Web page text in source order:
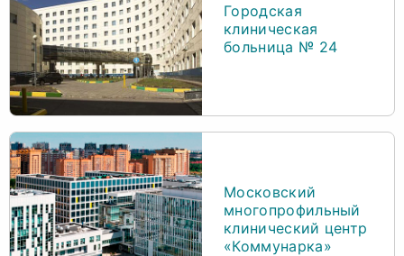
Городская
клиническая
больница № 24
Московский
многопрофильный
клинический центр
«Коммунарка»